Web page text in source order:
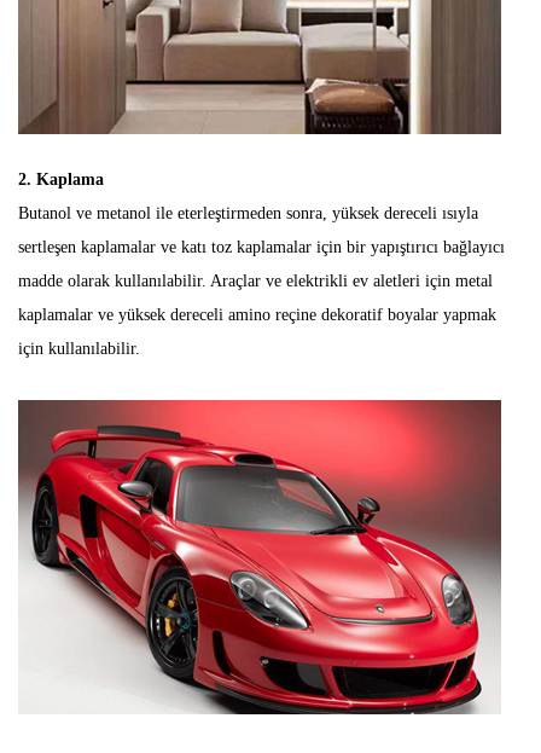
2. Kaplama
Butanol ve metanol ile eterleştirmeden sonra, yüksek dereceli ısıyla
sertleşen kaplamalar ve katı toz kaplamalar için bir yapıştırıcı bağlayıcı
madde olarak kullanılabilir. Araçlar ve elektrikli ev aletleri için metal
kaplamalar ve yüksek dereceli amino reçine dekoratif boyalar yapmak
için kullanılabilir.